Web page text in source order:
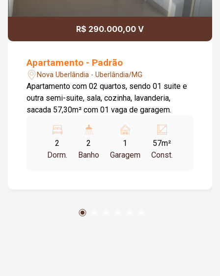
R$ 290.000,00 V
Apartamento - Padrão
Nova Uberlândia - Uberlândia/MG
Apartamento com 02 quartos, sendo 01 suite e
outra semi-suite, sala, cozinha, lavanderia,
sacada 57,30m² com 01 vaga de garagem.
2
Dorm.
2
Banho
1
Garagem
57m²
Const.